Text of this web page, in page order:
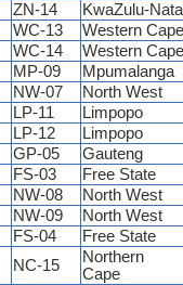
ZN-14
KwaZulu-
WC-13
Western
WC-14
Western
MP-09
Mpumalanga
NW-07
North West
LP-11
Limpopo
LP-12
Limpopo
GP-05
Gauteng
FS-03
Free State
NW-08
North West
NW-09
North West
FS-04
Free State
NC-15
Northern
Cape